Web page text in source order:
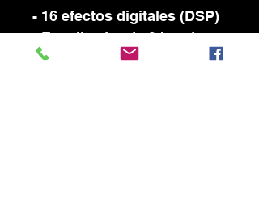
- 16 efectos digitales (DSP)
- Ecualizador de 2 bandas
por canal